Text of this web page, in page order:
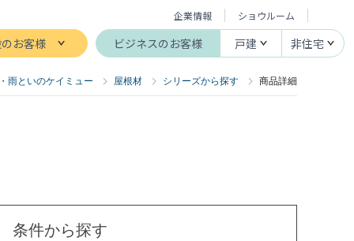
企業情報 ショウルーム
お客様 ビジネスのお客様 戸建 非住宅
雨といのケイミュー 屋根材 シリーズから探す 商品詳細
条件から探す